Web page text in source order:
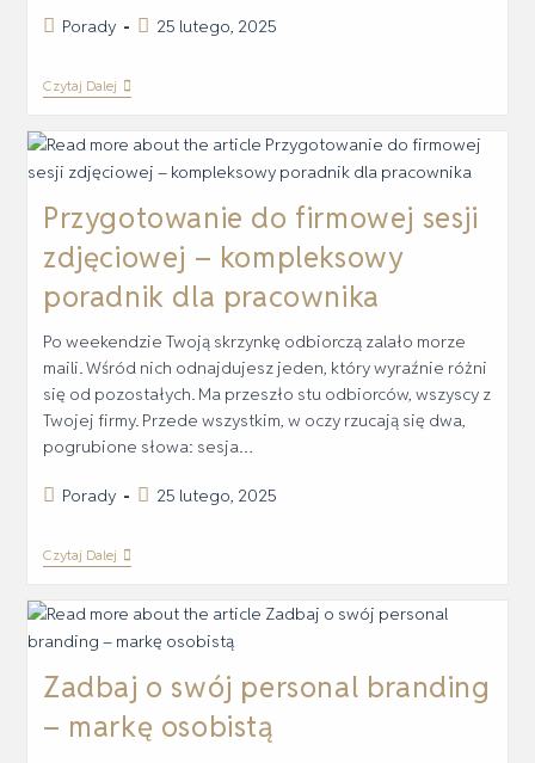
Porady 25 lutego, 2025
Czytaj Dalej
Przygotowanie do firmowej sesji
zdjęciowej – kompleksowy
poradnik dla pracownika
Po weekendzie Twoją skrzynkę odbiorczą zalało morze
maili. Wśród nich odnajdujesz jeden, który wyraźnie różni
się od pozostałych. Ma przeszło stu odbiorców, wszyscy z
Twojej firmy. Przede wszystkim, w oczy rzucają się dwa,
pogrubione słowa: sesja…
Porady 25 lutego, 2025
Czytaj Dalej
Zadbaj o swój personal branding
– markę osobistą